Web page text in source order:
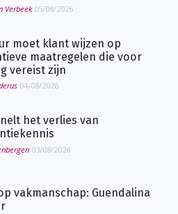
Verbeek 05/08/2026
moet klant wijzen op
maatregelen die voor
vereist zijn
04/08/2026
het verlies van
03/08/2026
vakmanschap: Guendalina